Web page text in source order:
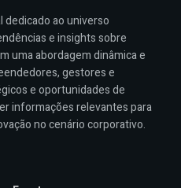
dedicado ao universo
e insights sobre
uma abordagem dinâmica e
gestores e
e oportunidades de
informações relevantes para
no cenário corporativo.